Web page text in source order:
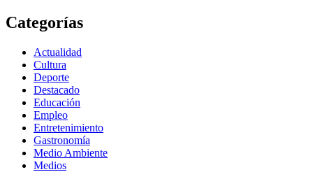
Categorías
Actualidad
Cultura
Deporte
Destacado
Educación
Empleo
Entretenimiento
Gastronomía
Medio Ambiente
Medios